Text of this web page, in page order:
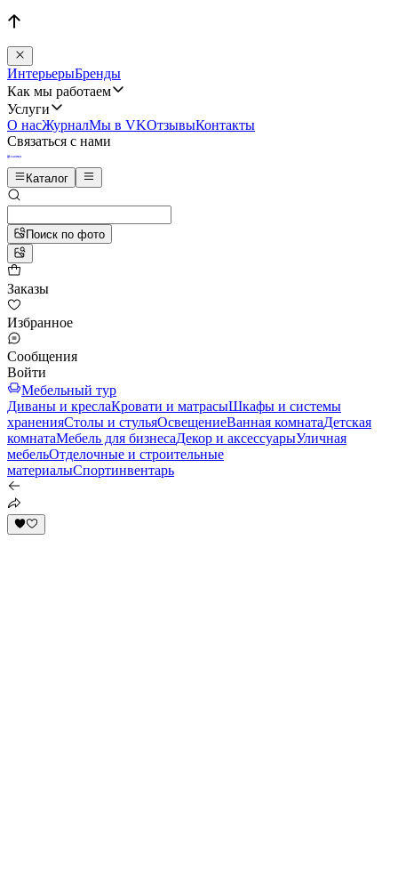
ИнтерьерыБренды
Как мы работаем
Услуги
О насЖурналМы в VKОтзывыКонтакты
Связаться с нами
Каталог
Поиск по фото
Заказы
Избранное
Сообщения
Войти
Мебельный тур
Диваны и креслаКровати и матрасыШкафы и системы
храненияСтолы и стульяОсвещениеВанная комнатаДетская
комнатаМебель для бизнесаДекор и аксессуарыУличная
мебельОтделочные и строительные
материалыСпортинвентарь